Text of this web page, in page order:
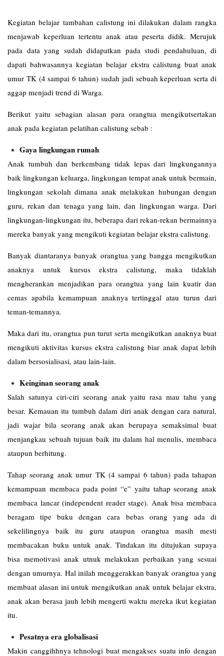
Kegiatan belajar tambahan calistung ini dilakukan dalam rangka
menjawab keperluan tertentu anak atau peserta didik. Merujuk
pada data yang sudah didapatkan pada studi pendahuluan, di
dapati bahwasannya kegiatan belajar ekstra calistung buat anak
umur TK (4 sampai 6 tahun) sudah jadi sebuah keperluan serta di
aggap menjadi trend di Warga.
Berikut yaitu sebagian alasan para orangtua mengikutsertakan
anak pada kegiatan pelatihan calistung sebab :
Gaya lingkungan rumah
Anak tumbuh dan berkembang tidak lepas dari lingkungannya
baik lingkungan keluarga, lingkungan tempat anak untuk bermain,
lingkungan sekolah dimana anak melakukan hubungan dengan
guru, rekan dan tenaga yang lain, dan lingkungan warga. Dari
lingkungan-lingkungan itu, beberapa dari rekan-rekan bermainnya
mereka banyak yang mengikuti kegiatan belajar ekstra calistung.
Banyak diantaranya banyak orangtua yang bangga mengikutkan
anaknya untuk kursus ekstra calistung, maka tidaklah
mengherankan menjadikan para orangtua yang lain kuatir dan
cemas apabila kemampuan anaknya tertinggal atau turun dari
teman-temannya.
Maka dari itu, orangtua pun turut serta mengikutkan anaknya buat
mengikuti aktivitas kursus ekstra calistung biar anak dapat lebih
dalam bersosialisasi, atau lain-lain.
Keinginan seorang anak
Salah satunya ciri-ciri seorang anak yaitu rasa mau tahu yang
besar. Kemauan itu tumbuh dalam diri anak dengan cara natural,
jadi wajar bila seorang anak akan berupaya semaksimal buat
menjangkau sebuah tujuan baik itu dalam hal menulis, membaca
ataupun berhitung.
Tahap seorang anak umur TK (4 sampai 6 tahun) pada tahapan
kemampuan membaca pada point “e” yaitu tahap seorang anak
membaca lancar (independent reader stage). Anak bisa membaca
beragam tipe buku dengan cara bebas orang yang ada di
sekelilingnya baik itu guru ataupun orangtua masih mesti
membacakan buku untuk anak. Tindakan itu ditujukan supaya
bisa memotivasi anak utnuk melakukan perbaikan yang sesuai
dengan umurnya. Hal inilah menggerakkan banyak orangtua yang
membuat alasan ini untuk mengikutkan anak untuk belajar ekstra,
anak akan berasa jauh lebih mengerti waktu mereka ikut kegiatan
itu.
Pesatnya era globalisasi
Makin canggihhnya tehnologi buat mengakses suatu info dengan